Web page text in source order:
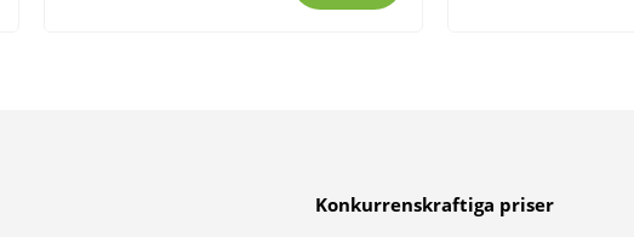
Konkurrenskraftiga priser